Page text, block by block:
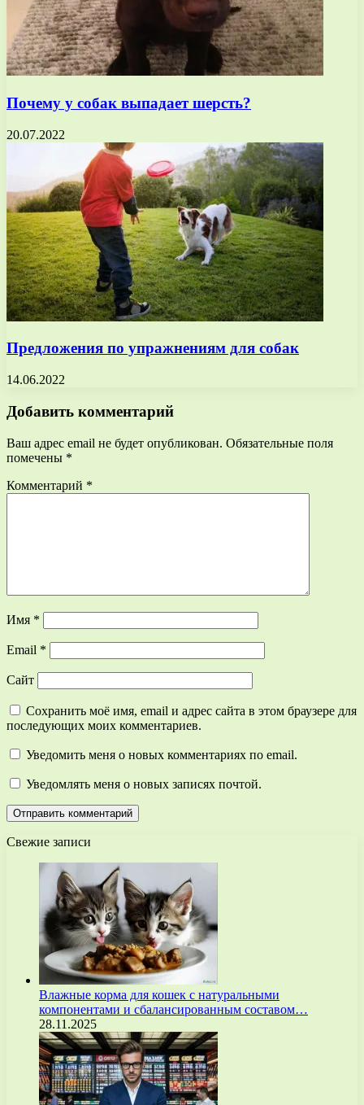
Почему у собак выпадает шерсть?
20.07.2022
Предложения по упражнениям для собак
14.06.2022
Добавить комментарий
Ваш адрес email не будет опубликован. Обязательные поля
помечены *
Комментарий *
Имя *
Email *
Сайт
Сохранить моё имя, email и адрес сайта в этом браузере для
последующих моих комментариев.
Уведомить меня о новых комментариях по email.
Уведомлять меня о новых записях почтой.
Свежие записи
Влажные корма для кошек с натуральными
компонентами и сбалансированным составом…
28.11.2025